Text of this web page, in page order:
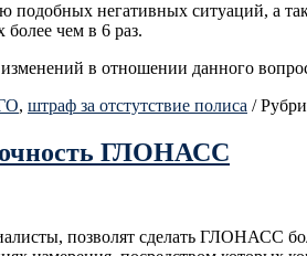
подобных негативных ситуаций, а
чем в 6 раз.
в отношении данного
, штраф за отстутствие полиса /
ГЛОНАСС
позволят сделать ГЛОНАСС